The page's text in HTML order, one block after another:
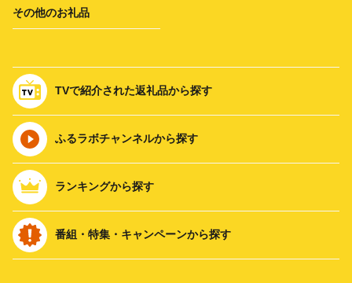
その他のお礼品
TVで紹介された返礼品から探す
ふるラボチャンネルから探す
ランキングから探す
番組・特集・キャンペーンから探す